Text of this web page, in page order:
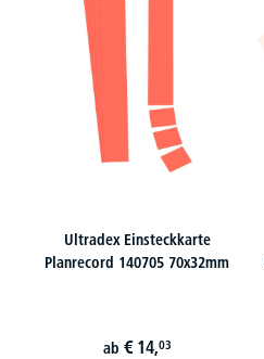
Ultradex Einsteckkarte
Planrecord 140705 70x32mm
ab € 14,03